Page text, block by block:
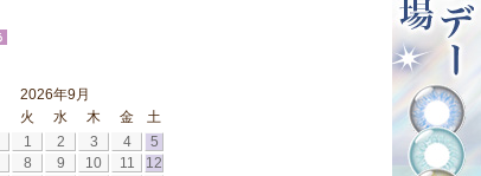
2026年9月
火 水 木 金
土
1
2 3 4
5
8 9 10 11
12